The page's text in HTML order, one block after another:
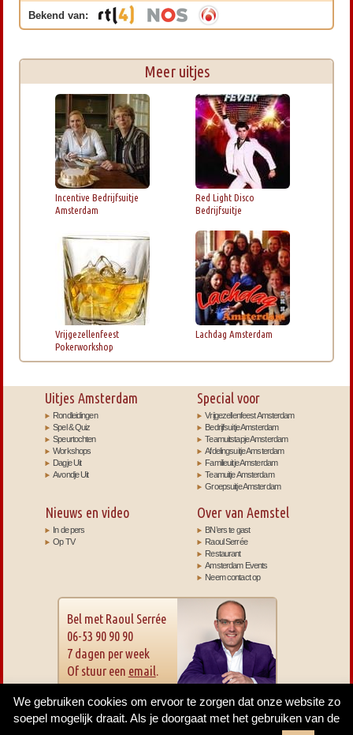
Bekend van:
Meer uitjes
Incentive Bedrijfsuitje
Amsterdam
Red Light Disco
Bedrijfsuitje
Vrijgezellenfeest
Pokerworkshop
Lachdag Amsterdam
Uitjes Amsterdam
Rondleidingen
Spel & Quiz
Speurtochten
Workshops
Dagje Uit
Avondje Uit
Special voor
Vrijgezellenfeest Amsterdam
Bedrijfsuitje Amsterdam
Teamuitstapje Amsterdam
Afdelingsuitje Amsterdam
Familieuitje Amsterdam
Teamuitje Amsterdam
Groepsuitje Amsterdam
Nieuws en video
In de pers
Op TV
Over van Aemstel
BN’ers te gast
Raoul Serrée
Restaurant
Amsterdam Events
Neem contact op
Bel met Raoul Serrée
06-53 90 90 90
7 dagen per week
Of stuur een email.
- Gemaakt doorDesignbureau
We gebruiken cookies om ervoor te zorgen dat onze website zo
soepel mogelijk draait. Als je doorgaat met het gebruiken van de